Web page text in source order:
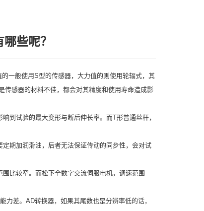
些呢？
一般使用S型的传感器，大力值的则使用轮辐式，其
传感器的材料不佳，都会对其精度和使用寿命造成影
试验的最大变形与断后伸长率。而T形普通丝杆，
期加润滑油，后者无法保证传动的同步性，会对试
比较窄。而松下全数字交流伺服电机，调速范围
差。AD转换器，如果其尾数也是分辨率低的话，